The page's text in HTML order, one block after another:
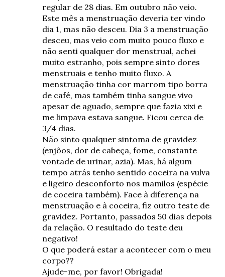
regular de 28 dias. Em outubro não veio.
Este mês a menstruação deveria ter vindo
dia 1, mas não desceu. Dia 3 a menstruação
desceu, mas veio com muito pouco fluxo e
não senti qualquer dor menstrual, achei
muito estranho, pois sempre sinto dores
menstruais e tenho muito fluxo. A
menstruação tinha cor marrom tipo borra
de café, mas também tinha sangue vivo
apesar de aguado, sempre que fazia xixi e
me limpava estava sangue. Ficou cerca de
3/4 dias.
Não sinto qualquer sintoma de gravidez
(enjôos, dor de cabeça, fome, constante
vontade de urinar, azia). Mas, há algum
tempo atrás tenho sentido coceira na vulva
e ligeiro desconforto nos mamilos (espécie
de coceira também). Face à diferença na
menstruação e à coceira, fiz outro teste de
gravidez. Portanto, passados 50 dias depois
da relação. O resultado do teste deu
negativo!
O que poderá estar a acontecer com o meu
corpo??
Ajude-me, por favor! Obrigada!